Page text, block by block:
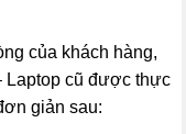
của khách hàng,
Laptop cũ được thực
giản sau: